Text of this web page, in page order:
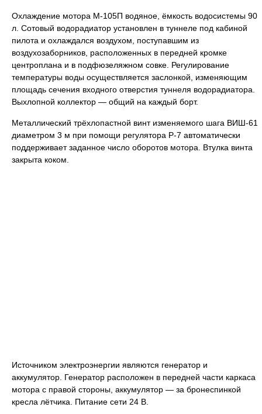
Охлаждение мотора М-105П водяное, ёмкость водосистемы 90
л. Сотовый водорадиатор установлен в туннеле под кабиной
пилота и охлаждался воздухом, поступавшим из
воздухозаборников, расположенных в передней кромке
центроплана и в подфюзеляжном совке. Регулирование
температуры воды осуществляется заслонкой, изменяющим
площадь сечения входного отверстия туннеля водорадиатора.
Выхлопной коллектор — общий на каждый борт.
Металлический трёхлопастной винт изменяемого шага ВИШ-61
диаметром 3 м при помощи регулятора Р-7 автоматически
поддерживает заданное число оборотов мотора. Втулка винта
закрыта коком.
Источником электроэнергии являются генератор и
аккумулятор. Генератор расположен в передней части каркаса
мотора с правой стороны, аккумулятор — за бронеспинкой
кресла лётчика. Питание сети 24 В.